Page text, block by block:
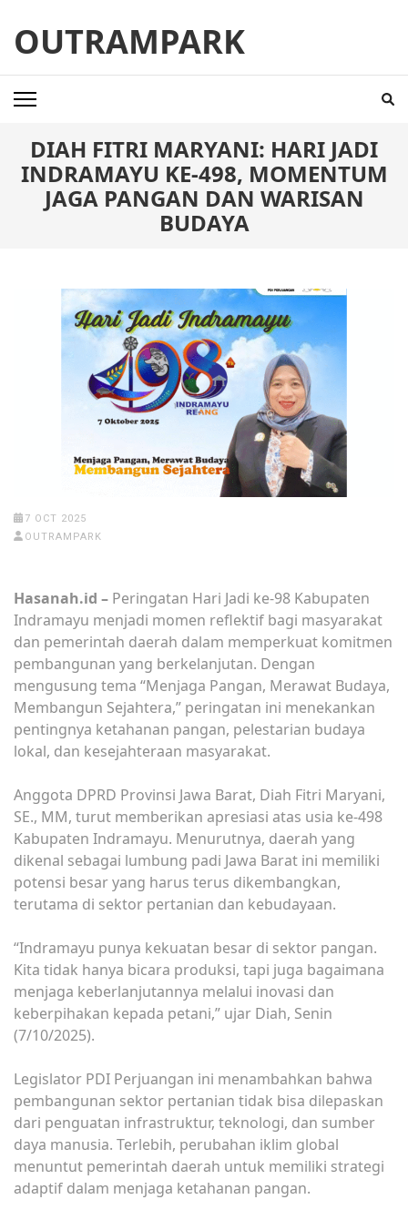
content
(Press
Enter)
OUTRAMPARK
DIAH FITRI MARYANI: HARI JADI
INDRAMAYU KE-498, MOMENTUM
JAGA PANGAN DAN WARISAN
BUDAYA
7 OCT 2025
OUTRAMPARK
Hasanah.id – Peringatan Hari Jadi ke-98 Kabupaten
Indramayu menjadi momen reflektif bagi masyarakat
dan pemerintah daerah dalam memperkuat komitmen
pembangunan yang berkelanjutan. Dengan
mengusung tema “Menjaga Pangan, Merawat Budaya,
Membangun Sejahtera,” peringatan ini menekankan
pentingnya ketahanan pangan, pelestarian budaya
lokal, dan kesejahteraan masyarakat.
Anggota DPRD Provinsi Jawa Barat, Diah Fitri Maryani,
SE., MM, turut memberikan apresiasi atas usia ke-498
Kabupaten Indramayu. Menurutnya, daerah yang
dikenal sebagai lumbung padi Jawa Barat ini memiliki
potensi besar yang harus terus dikembangkan,
terutama di sektor pertanian dan kebudayaan.
“Indramayu punya kekuatan besar di sektor pangan.
Kita tidak hanya bicara produksi, tapi juga bagaimana
menjaga keberlanjutannya melalui inovasi dan
keberpihakan kepada petani,” ujar Diah, Senin
(7/10/2025).
Legislator PDI Perjuangan ini menambahkan bahwa
pembangunan sektor pertanian tidak bisa dilepaskan
dari penguatan infrastruktur, teknologi, dan sumber
daya manusia. Terlebih, perubahan iklim global
menuntut pemerintah daerah untuk memiliki strategi
adaptif dalam menjaga ketahanan pangan.